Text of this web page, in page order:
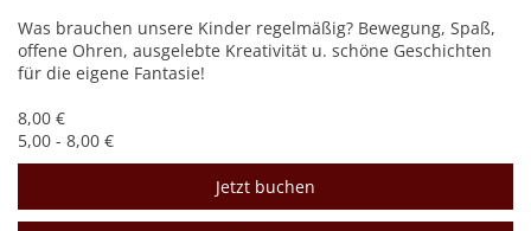
Was brauchen unsere Kinder regelmäßig? Bewegung, Spaß,
offene Ohren, ausgelebte Kreativität u. schöne Geschichten
für die eigene Fantasie!
8,00 €
5,00 - 8,00 €
Jetzt buchen